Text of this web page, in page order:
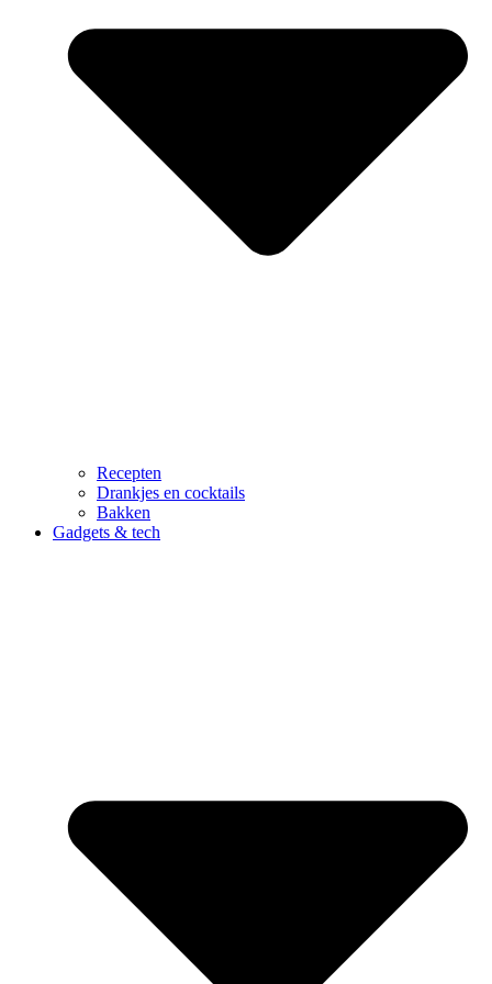
Recepten
Drankjes en cocktails
Bakken
Gadgets & tech